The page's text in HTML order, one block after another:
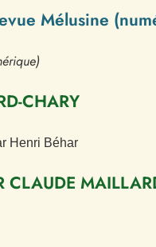
Mélusine
CHARY
Henri Béhar
CLAUDE